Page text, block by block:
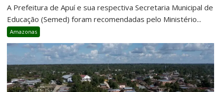
A Prefeitura de Apuí e sua respectiva Secretaria Municipal de
Educação (Semed) foram recomendadas pelo Ministério...
Amazonas